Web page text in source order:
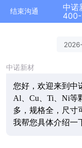
结束沟通
中诺新材
您好，欢迎来到中
Al、Cu、Ti、Ni等
多，规格全，尺寸
我帮您具体介绍一